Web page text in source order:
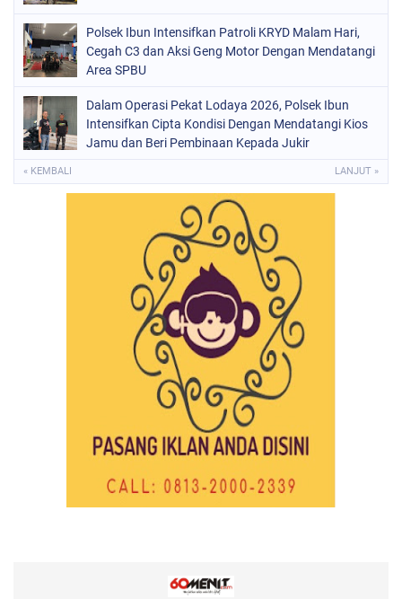
Polsek Ibun Intensifkan Patroli KRYD Malam Hari,
Cegah C3 dan Aksi Geng Motor Dengan Mendatangi
Area SPBU
Dalam Operasi Pekat Lodaya 2026, Polsek Ibun
Intensifkan Cipta Kondisi Dengan Mendatangi Kios
Jamu dan Beri Pembinaan Kepada Jukir
« KEMBALI LANJUT »